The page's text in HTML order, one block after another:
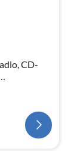
CD-